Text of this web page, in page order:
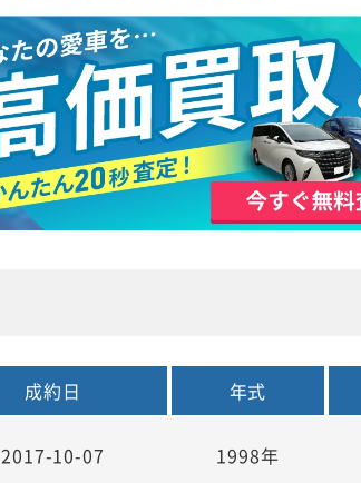
成約日 年式
2017-10-07 1998年